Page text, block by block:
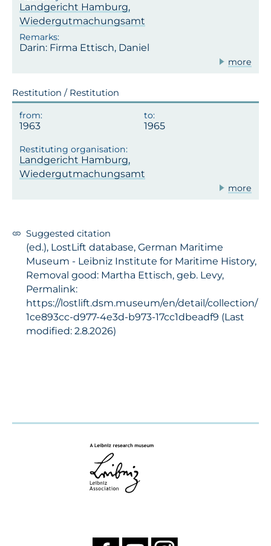
Landgericht Hamburg,
Wiedergutmachungsamt
Darin: Firma Ettisch, Daniel
more
Restitution / Restitution
1963 1965
Landgericht Hamburg,
Wiedergutmachungsamt
more
Suggested citation
(ed.), LostLift database, German Maritime
Museum - Leibniz Institute for Maritime History,
Removal good: Martha Ettisch, geb. Levy,
Permalink:
https://lostlift.dsm.museum/en/detail/collection/
1ce893cc-d977-4e3d-b973-17cc1dbeadf9 (Last
modified: 2.8.2026)